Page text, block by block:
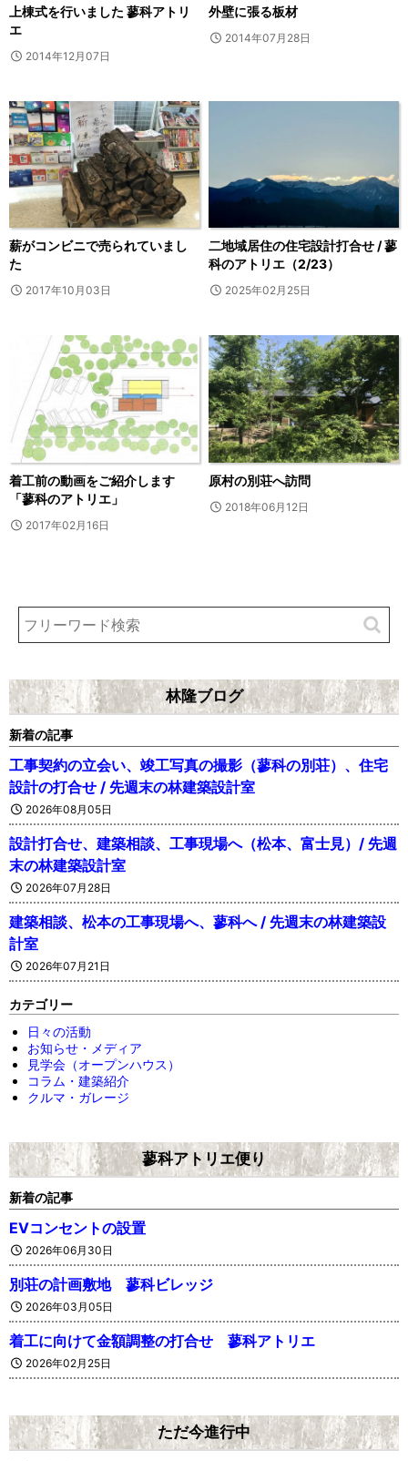
上棟式を行いました 蓼科アトリ
エ
2014年12月07日
外壁に張る板材
2014年07月28日
薪がコンビニで売られていまし
た
2017年10月03日
二地域居住の住宅設計打合せ / 蓼
科のアトリエ（2/23）
2025年02月25日
着工前の動画をご紹介します
「蓼科のアトリエ」
2017年02月16日
原村の別荘へ訪問
2018年06月12日
林隆ブログ
新着の記事
工事契約の立会い、竣工写真の撮影（蓼科の別荘）、住宅
設計の打合せ / 先週末の林建築設計室
2026年08月05日
設計打合せ、建築相談、工事現場へ（松本、富士見）/ 先週
末の林建築設計室
2026年07月28日
建築相談、松本の工事現場へ、蓼科へ / 先週末の林建築設
計室
2026年07月21日
カテゴリー
日々の活動
お知らせ・メディア
見学会（オープンハウス）
コラム・建築紹介
クルマ・ガレージ
蓼科アトリエ便り
新着の記事
EVコンセントの設置
2026年06月30日
別荘の計画敷地 蓼科ビレッジ
2026年03月05日
着工に向けて金額調整の打合せ 蓼科アトリエ
2026年02月25日
ただ今進行中